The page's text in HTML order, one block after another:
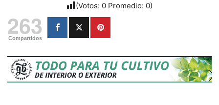
(Votos: 0 Promedio: 0)
263
Compartidos